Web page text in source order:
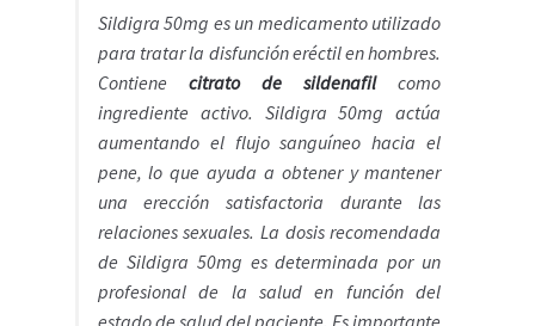
Sobre nosotros
Sildigra 50mg es un medicamento utilizado
para tratar la disfunción eréctil en hombres.
Contiene citrato de sildenafil
como
ingrediente activo. Sildigra 50mg actúa
aumentando el flujo sanguíneo hacia el
pene, lo que ayuda a obtener y mantener
una erección satisfactoria durante las
relaciones sexuales. La dosis recomendada
de Sildigra 50mg es determinada por un
profesional de la salud en función del
estado de salud del paciente. Es importante